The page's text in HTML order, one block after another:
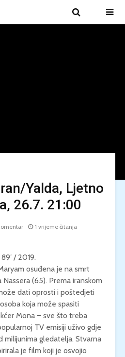
Yalda, Ljetno
26.7. 21:00
1 vrijeme čitanja
/ 2019.
osuđena je na smrt
(65). Prema iranskom
dati oprosti i poštedjeti
koja može spasiti
Mona – sve što treba
TV emisiji uživo gdje
milijunima gledatelja. Stvarna
je film koji je osvojio